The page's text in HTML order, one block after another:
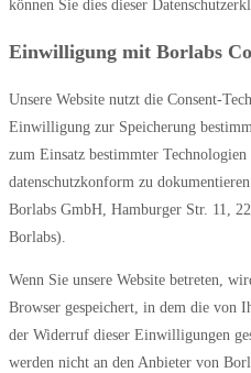
können Sie dies dieser
Einwilligung mit Borlabs
Unsere Website nutzt die Consent-
Einwilligung zur Speicherung
zum Einsatz bestimmter Technologien
datenschutzkonform zu
Borlabs GmbH, Hamburger Str. 11,
Borlabs).
Wenn Sie unsere Website betreten,
Browser gespeichert, in dem die von
der Widerruf dieser Einwilligungen
werden nicht an den Anbieter von